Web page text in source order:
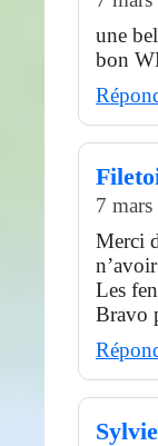
une
bon
7
Merci
Les
Bravo
Sylvie